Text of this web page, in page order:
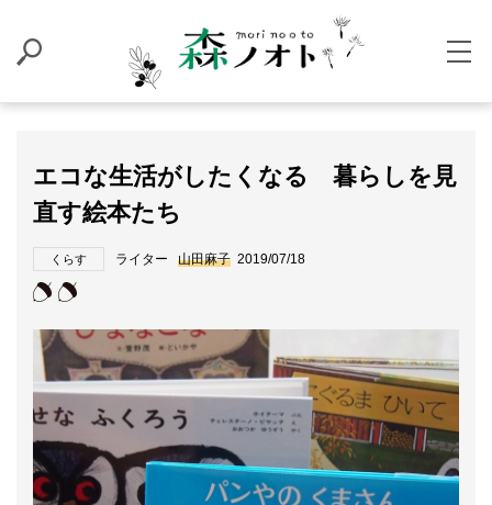
エコな生活がしたくなる 暮らしを見
直す絵本たち
くらす ライター 山田麻子 2019/07/18